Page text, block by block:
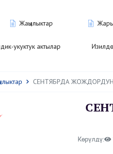
Жаңылыктар
укуктук актылар
СЕНТЯБРДА
Көрүлдү: